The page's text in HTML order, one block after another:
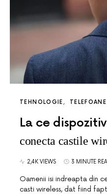
TEHNOLOGIE
La ce
conecta castile
2,4K VIEWS 3 MINUTE
Oamenii isi indreapta din
casti wireless, dat fiind